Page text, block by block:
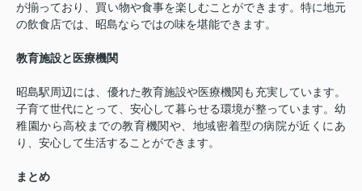
が揃っており、買い物や食事を楽しむことができます。特に地元
の飲食店では、昭島ならではの味を堪能できます。
教育施設と医療機関
昭島駅周辺には、優れた教育施設や医療機関も充実しています。
子育て世代にとって、安心して暮らせる環境が整っています。幼
稚園から高校までの教育機関や、地域密着型の病院が近くにあ
り、安心して生活することができます。
まとめ